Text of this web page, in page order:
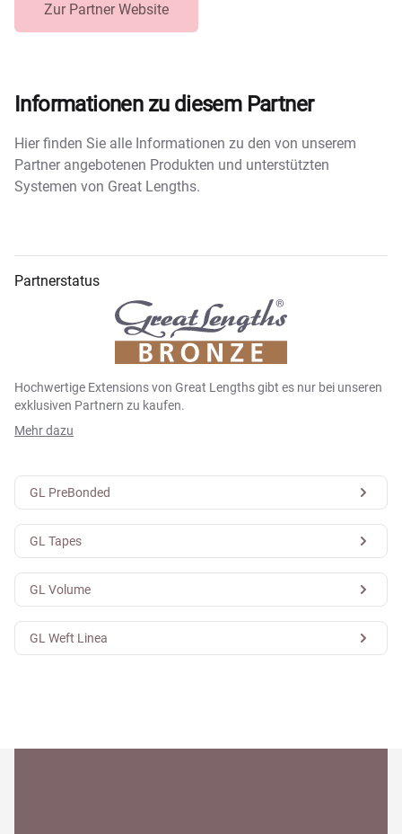
Zur Partner Website
Informationen zu diesem Partner
Hier finden Sie alle Informationen zu den von unserem
Partner angebotenen Produkten und unterstützten
Systemen von Great Lengths.
Partnerstatus
Hochwertige Extensions von Great Lengths gibt es nur bei unseren
exklusiven Partnern zu kaufen.
Mehr dazu
GL PreBonded
GL Tapes
GL Volume
GL Weft Linea